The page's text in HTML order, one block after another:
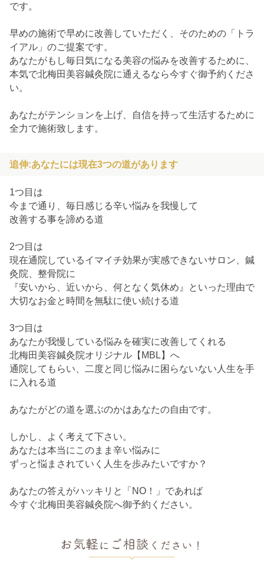
です。
早めの施術で早めに改善していただく、そのための「トラ
イアル」のご提案です。
あなたがもし毎日気になる美容の悩みを改善するために、
本気で北梅田美容鍼灸院に通えるなら今すぐ御予約くださ
い。
あなたがテンションを上げ、自信を持って生活するために
全力で施術致します。
追伸:あなたには現在3つの道があります
1つ目は
今まで通り、毎日感じる辛い悩みを我慢して
改善する事を諦める道
2つ目は
現在通院しているイマイチ効果が実感できないサロン、鍼
灸院、整骨院に
『安いから、近いから、何となく気休め』といった理由で
大切なお金と時間を無駄に使い続ける道
3つ目は
あなたが我慢している悩みを確実に改善してくれる
北梅田美容鍼灸院オリジナル【MBL】へ
通院してもらい、二度と同じ悩みに困らないない人生を手
に入れる道
あなたがどの道を選ぶのかはあなたの自由です。
しかし、よく考えて下さい。
あなたは本当にこのまま辛い悩みに
ずっと悩まされていく人生を歩みたいですか？
あなたの答えがハッキリと「NO！」であれば
今すぐ北梅田美容鍼灸院へ御予約ください。